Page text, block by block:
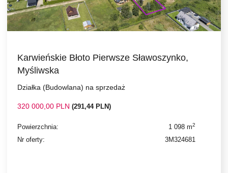
Karwieńskie Błoto Pierwsze Sławoszynko,
Myśliwska
Działka (Budowlana) na sprzedaż
320 000,00 PLN (291,44 PLN)
Powierzchnia: 1 098 m2
Nr oferty: 3M324681